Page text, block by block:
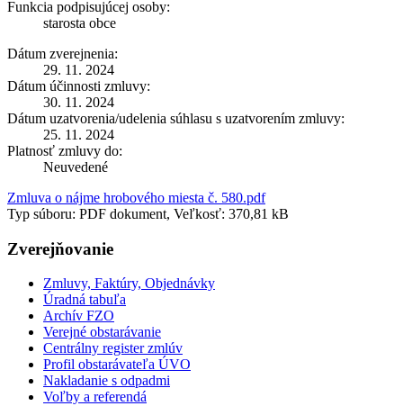
Funkcia podpisujúcej osoby:
starosta obce
Dátum zverejnenia:
29. 11. 2024
Dátum účinnosti zmluvy:
30. 11. 2024
Dátum uzatvorenia/udelenia súhlasu s uzatvorením zmluvy:
25. 11. 2024
Platnosť zmluvy do:
Neuvedené
Zmluva o nájme hrobového miesta č. 580.pdf
Typ súboru: PDF dokument, Veľkosť: 370,81 kB
Zverejňovanie
Zmluvy, Faktúry, Objednávky
Úradná tabuľa
Archív FZO
Verejné obstarávanie
Centrálny register zmlúv
Profil obstarávateľa ÚVO
Nakladanie s odpadmi
Voľby a referendá